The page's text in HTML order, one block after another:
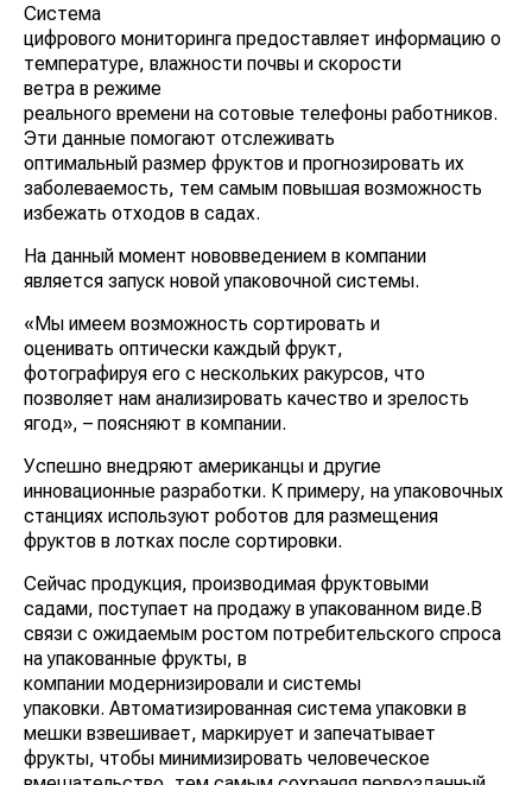
Система
цифрового мониторинга предоставляет информацию о
температуре, влажности почвы и скорости
ветра в режиме
реального времени на сотовые телефоны работников.
Эти данные помогают отслеживать
оптимальный размер фруктов и прогнозировать их
заболеваемость, тем самым повышая возможность
избежать отходов в садах.
На данный момент нововведением в компании
является запуск новой упаковочной системы.
«Мы имеем возможность сортировать и
оценивать оптически каждый фрукт,
фотографируя его с нескольких ракурсов, что
позволяет нам анализировать качество и зрелость
ягод», – поясняют в компании.
Успешно внедряют американцы и другие
инновационные разработки. К примеру, на упаковочных
станциях используют роботов для размещения
фруктов в лотках после сортировки.
Сейчас продукция, производимая фруктовыми
садами, поступает на продажу в упакованном виде.В
связи с ожидаемым ростом потребительского спроса
на упакованные фрукты, в
компании модернизировали и системы
упаковки. Автоматизированная система упаковки в
мешки взвешивает, маркирует и запечатывает
фрукты, чтобы минимизировать человеческое